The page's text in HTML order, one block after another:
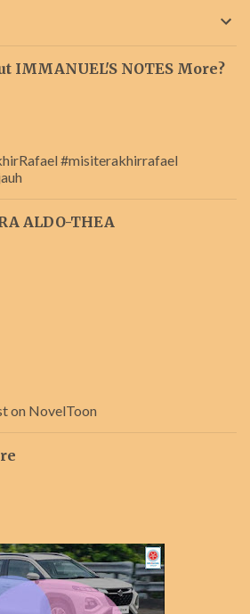
IMMANUEL'S NOTES More?
#misiterakhirrafael
ALDO-THEA
on NovelToon